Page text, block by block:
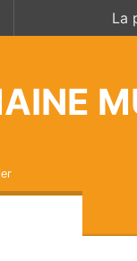
La